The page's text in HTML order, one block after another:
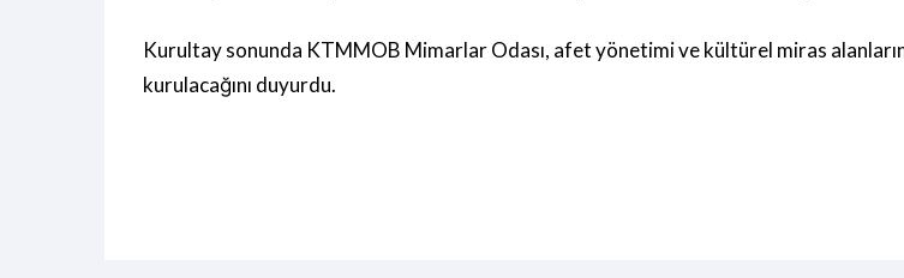
Kurultay sonunda KTMMOB Mimarlar Odası, afet yönetimi ve kültürel miras
kurulacağını duyurdu.